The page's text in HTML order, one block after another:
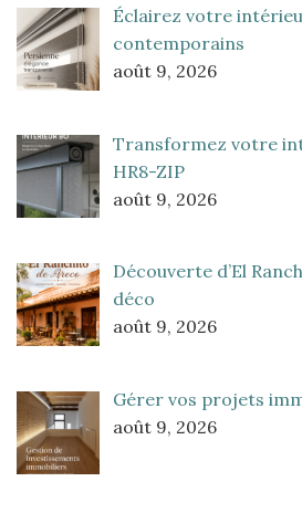
Éclairez votre
contemporains
août 9, 2026
Transformez votre
HR8-ZIP
août 9, 2026
Découverte d’El
déco
août 9, 2026
Gérer vos projets
août 9, 2026